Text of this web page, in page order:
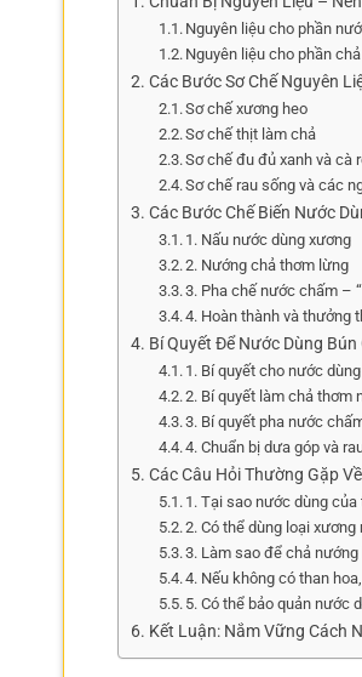
Nguyên liệu cho phần
Nguyên liệu cho phần chả
Các Bước Sơ Chế Nguyên
Sơ chế xương heo
Sơ chế thịt làm chả
Sơ chế đu đủ xanh và cà
Sơ chế rau sống và các
Các Bước Chế Biến Nước
1. Nấu nước dùng xương
2. Nướng chả thơm lừng
3. Pha chế nước chấm –
4. Hoàn thành và thưởng
Bí Quyết Để Nước Dùng
1. Bí quyết cho nước
2. Bí quyết làm chả thơm
3. Bí quyết pha nước
4. Chuẩn bị dưa góp và
Các Câu Hỏi Thường Gặp
1. Tại sao nước dùng
2. Có thể dùng loại
3. Làm sao để chả
4. Nếu không có than
5. Có thể bảo quản nước
Kết Luận: Nắm Vững Cách